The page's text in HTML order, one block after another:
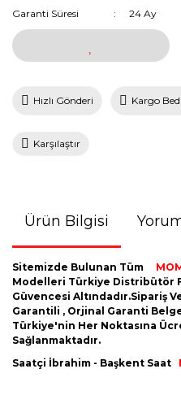
Garanti Süresi
24 Ay
Hızlı Gönderi Kargo
Karşılaştır
Ürün Bilgisi
Sitemizde Bulunan Tüm
Modelleri Türkiye Distribütör
Güvencesi Altındadır.Sipariş
Garantili , Orjinal Garanti
Türkiye'nin Her Noktasına
Sağlanmaktadır.
Saatçi İbrahim - Başkent Saat